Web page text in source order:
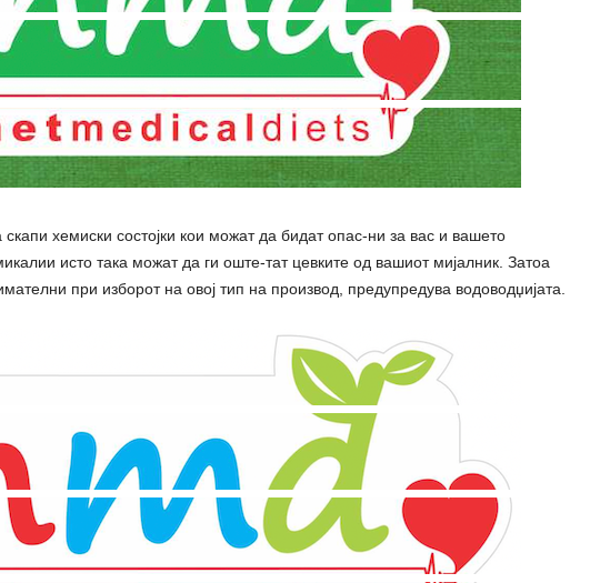
хемиски состојки кои можат да бидат опас-ни за вас и вашето
исто така можат да ги оште-тат цевките од вашиот мијалник. Затоа
при изборот на овој тип на производ, предупредува водоводџијата.